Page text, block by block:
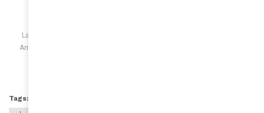
Laetitia Helouet, décorée Chevalier de l'Ordre National du Mérite par
Amélie de Montchalin (Bommier), Ministre de la Transformation de la
Tags: